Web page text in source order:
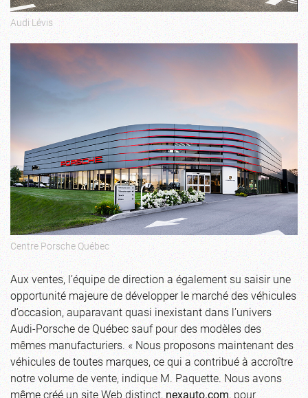
Audi Lévis
Centre Porsche Québec
Aux ventes, l’équipe de direction a également su saisir une
opportunité majeure de développer le marché des véhicules
d’occasion, auparavant quasi inexistant dans l’univers
Audi-Porsche de Québec sauf pour des modèles des
mêmes manufacturiers. « Nous proposons maintenant des
véhicules de toutes marques, ce qui a contribué à accroître
notre volume de vente, indique M. Paquette. Nous avons
même créé un site Web distinct,nexauto.com, pour